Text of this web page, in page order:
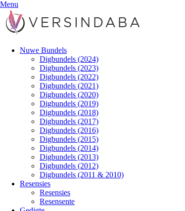
Menu
Nuwe Bundels
Digbundels (2024)
Digbundels (2023)
Digbundels (2022)
Digbundels (2021)
Digbundels (2020)
Digbundels (2019)
Digbundels (2018)
Digbundels (2017)
Digbundels (2016)
Digbundels (2015)
Digbundels (2014)
Digbundels (2013)
Digbundels (2012)
Digbundels (2011 & 2010)
Resensies
Resensies
Resensente